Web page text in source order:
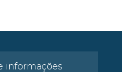
informações